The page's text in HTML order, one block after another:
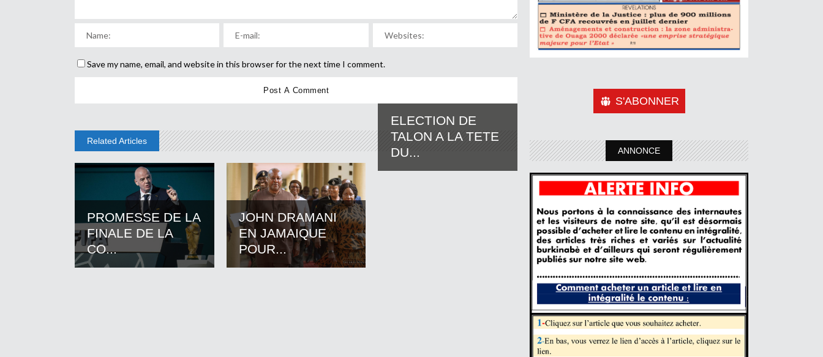
Save my name, email, and website in this browser for the next time I comment.
Related Articles
PROMESSE DE LA
FINALE DE LA
CO...
JOHN DRAMANI
EN JAMAIQUE
POUR...
ELECTION DE
TALON A LA TETE
DU...
S'ABONNER
ANNONCE